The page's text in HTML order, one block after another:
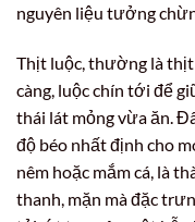
nguyên liệu tưởng
Thịt luộc, thường là
càng, luộc chín tới để
thái lát mỏng vừa ăn.
độ béo nhất định cho
nêm hoặc mắm cá, là
thanh, mặn mà đặc